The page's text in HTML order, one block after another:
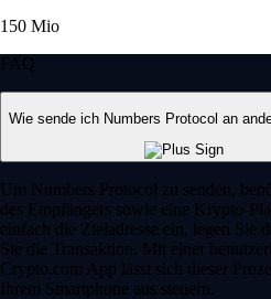
150 Mio
FAQ
Wie sende ich Numbers Protocol an
Um Numbers Protocol zu senden,
des Empfängers sowie eine Krypto-
einfach die Zieladresse ein, legen Sie
Sie die Transaktion. Mit einer
Crypto.com App lässt sich dieser
Ihrem Smartphone aus steuern.